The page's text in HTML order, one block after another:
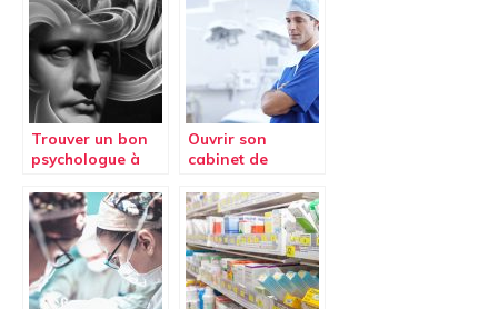
Trouver un bon
psychologue à
Ouvrir son
cabinet de